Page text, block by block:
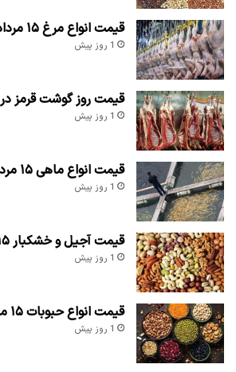
قیمت انواع مرغ ۱۵ مرداد ۱۴۰۵
1 روز پیش
قیمت روز گوشت قرمز در ۱۵ مرداد ۱۴۰۵
1 روز پیش
قیمت انواع ماهی ۱۵ مرداد ۱۴۰۵
1 روز پیش
قیمت آجیل و خشکبار ۱۵ مرداد ۱۴۰۵
1 روز پیش
قیمت انواع حبوبات ۱۵ مرداد ۱۴۰۵
1 روز پیش